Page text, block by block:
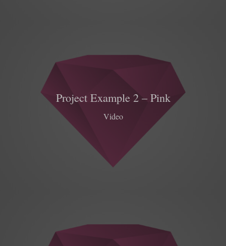
Project Example 2 – Pink
Video